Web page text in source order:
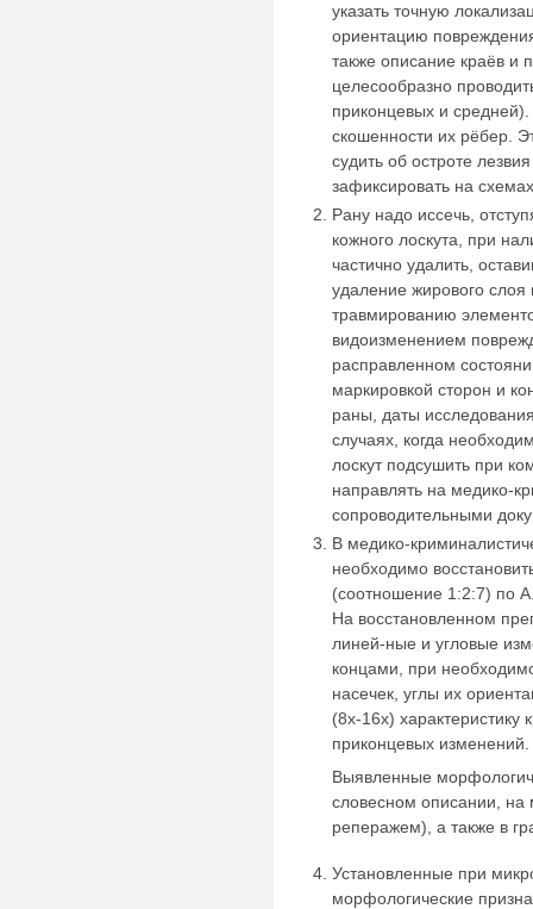
указать точную
ориентацию
также описание краёв и
целесообразно
приконцевых и
скошенности их рёбер.
судить об остроте
зафиксировать на
Рану надо иссечь,
кожного лоскута, при
частично удалить,
удаление жирового
травмированию
видоизменением
расправленном
маркировкой сторон и
раны, даты
случаях, когда
лоскут подсушить при
направлять на медико-
сопроводительными
В медико-
необходимо
(соотношение 1:2:7) по
На восстановленном
линей-ные и угловые
концами, при
насечек, углы их
(8х-16х) характеристику
приконцевых изменений.
Выявленные
словесном описании,
реперажем), а также в
Установленные при
морфологические